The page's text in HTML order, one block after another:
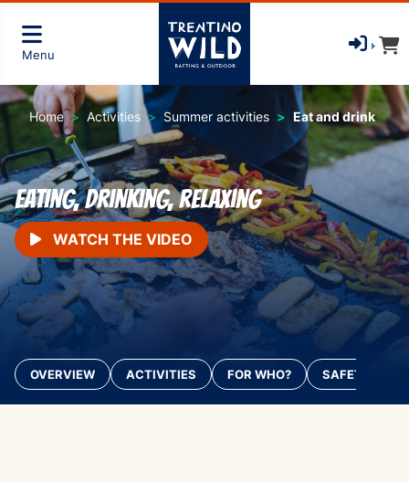
Menu
Home Activities Summer activities Eat and drink
Eating, drinking, relaxing
WATCH THE VIDEO
OVERVIEW ACTIVITIES FOR WHO? SAFETY